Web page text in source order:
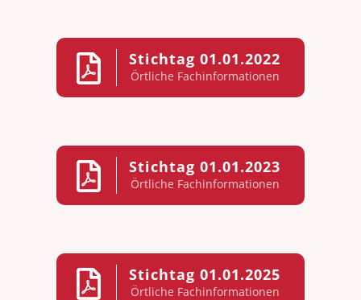
Stichtag 01.01.2022
Örtliche Fachinformationen
Stichtag 01.01.2023
Örtliche Fachinformationen
Stichtag 01.01.2025
Örtliche Fachinformationen